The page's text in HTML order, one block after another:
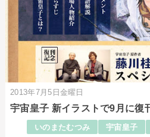
2013年7月5日金曜日
宇宙皇子 新イラストで9月に復
いのまたむつみ 宇宙皇子